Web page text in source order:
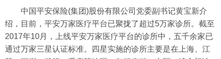
中国平安保险(集团)股份有限公司党委副书记黄宝新介
绍，目前，平安万家医疗平台已聚拢了超过5万家诊所。截至
2017年10月，上线平安万家医疗平台的诊所中，五千余家已
通过万家三星认证标准。四星实施的诊所主要是在上海、江